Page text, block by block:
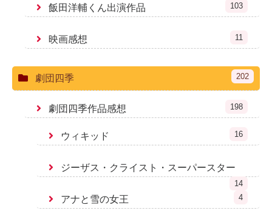
飯田洋輔くん出演作品 103
映画感想 11
劇団四季 202
劇団四季作品感想 198
ウィキッド 16
ジーザス・クライスト・スーパースター
14
アナと雪の女王 4